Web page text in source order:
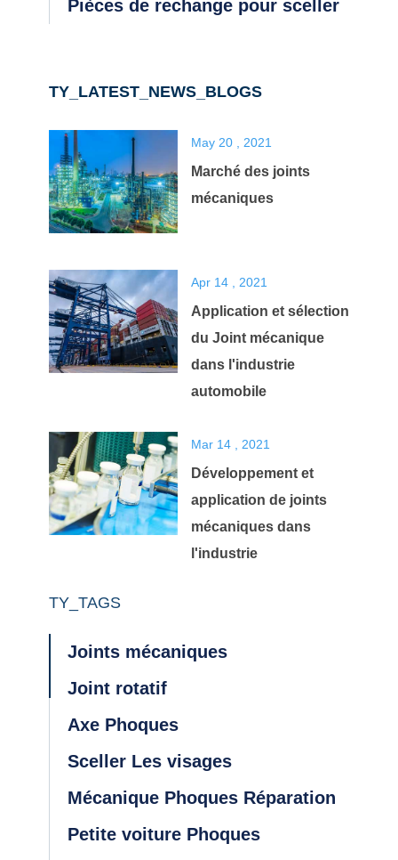
Pièces de rechange pour sceller
TY_LATEST_NEWS_BLOGS
May 20 , 2021
Marché des joints
mécaniques
Apr 14 , 2021
Application et sélection
du Joint mécanique
dans l'industrie
automobile
Mar 14 , 2021
Développement et
application de joints
mécaniques dans
l'industrie
TY_TAGS
Joints mécaniques
Joint rotatif
Axe Phoques
Sceller Les visages
Mécanique Phoques Réparation
Petite voiture Phoques